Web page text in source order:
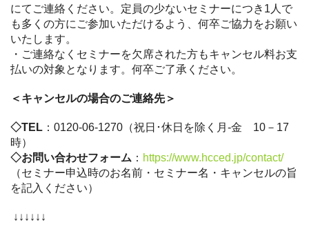
にてご連絡ください。定員の少ないセミナーにつき1人で
も多くの方にご参加いただけるよう、何卒ご協力をお願い
いたします。
・ご連絡なくセミナーを欠席された方もキャンセル料お支
払いの対象となります。何卒ご了承ください。
＜キャンセルの場合のご連絡先＞
◇TEL ：0120-06-1270（祝日･休日を除く月-金 10－17
時）
◇お問い合わせフォーム ： https://www.hcced.jp/contact/
（セミナー申込時のお名前・セミナー名・キャンセルの旨
を記入ください）
↓↓↓↓↓↓